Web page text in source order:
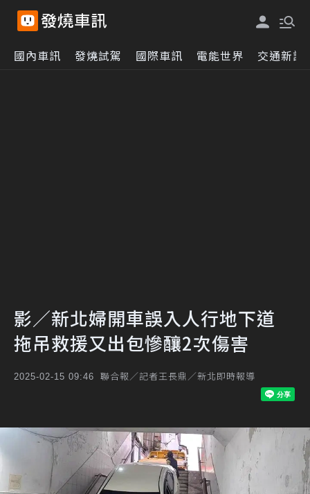
國內車訊 發燒試駕 國際車訊 電能世界 交通新訊
影／新北婦開車誤入人行地下道
拖吊救援又出包慘釀2次傷害
2025-02-15 09:46 聯合報／記者王長鼎／新北即時報導